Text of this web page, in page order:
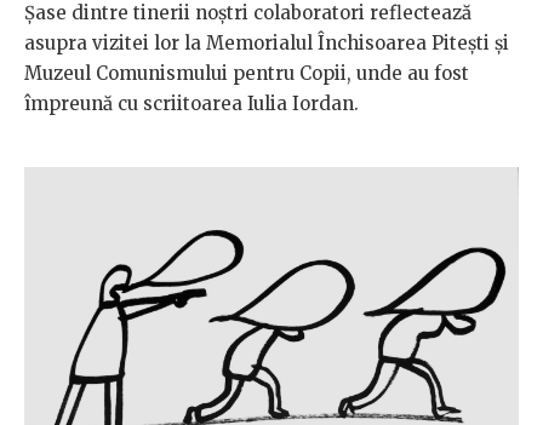
Șase dintre tinerii noștri colaboratori reflectează
asupra vizitei lor la Memorialul Închisoarea Pitești și
Muzeul Comunismului pentru Copii, unde au fost
împreună cu scriitoarea Iulia Iordan.